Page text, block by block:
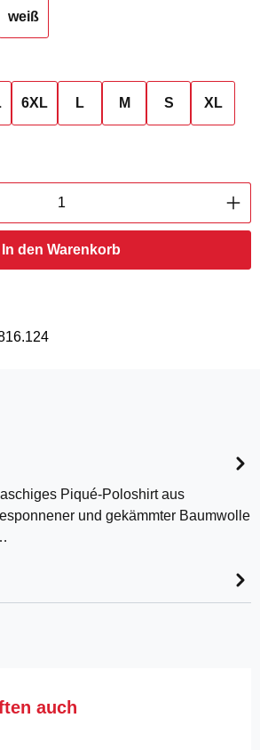
weiß
6XL L M S XL
Gib den gewünschten
In den Warenkorb
Piqué-Poloshirt aus
und gekämmter Baumwolle
auch